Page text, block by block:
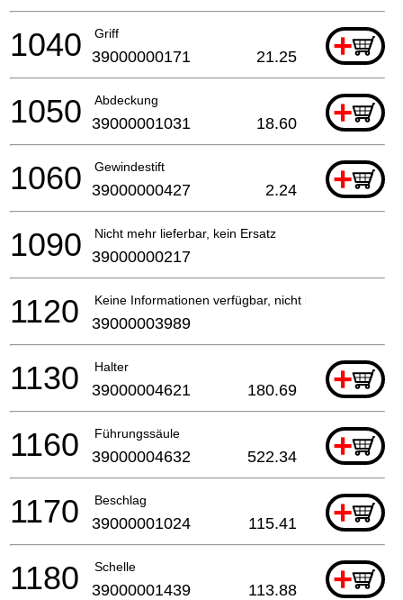
Griff +
1040 39000000171 21.25
Abdeckung +
1050 39000001031 18.60
Gewindestift +
1060 39000000427 2.24
Nicht mehr lieferbar, kein Ersatz
1090 39000000217
Keine Informationen verfügbar, nicht bestellbar
1120 39000003989
Halter +
1130 39000004621 180.69
Führungssäule +
1160 39000004632 522.34
Beschlag +
1170 39000001024 115.41
Schelle +
1180 39000001439 113.88